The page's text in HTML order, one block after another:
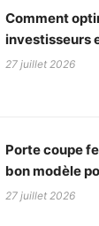
Comment
investisseurs
27 juillet 2026
Porte coupe
bon modèle
27 juillet 2026